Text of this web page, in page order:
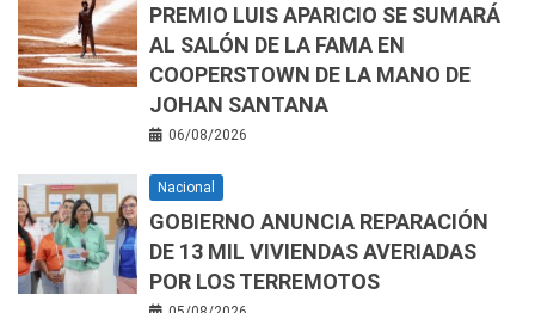
PREMIO LUIS APARICIO SE SUMARÁ
AL SALÓN DE LA FAMA EN
COOPERSTOWN DE LA MANO DE
JOHAN SANTANA
06/08/2026
Nacional
GOBIERNO ANUNCIA REPARACIÓN
DE 13 MIL VIVIENDAS AVERIADAS
POR LOS TERREMOTOS